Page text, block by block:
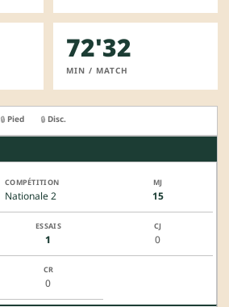
72'32
MIN / MATCH
🔒 Pied 🔒 Disc.
Nationale 2 15
1 0
0